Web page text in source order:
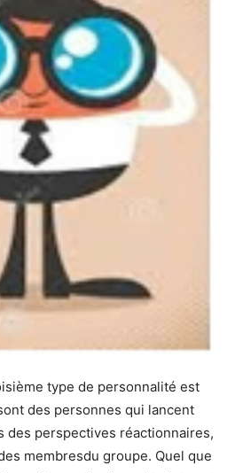
type de personnalité est
des personnes qui lancent
des perspectives réactionnaires,
membresdu groupe. Quel que